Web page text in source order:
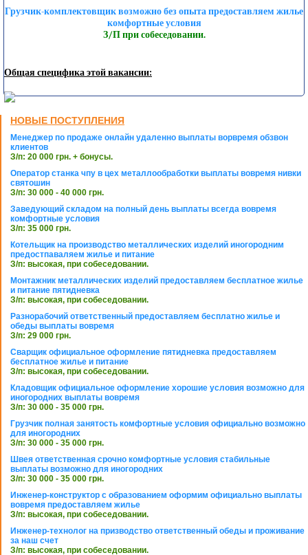
Грузчик-комплектовщик возможно без опыта предоставляем жилье
комфортные условия
З/П при собеседовании.
Общая специфика этой вакансии:
НОВЫЕ ПОСТУПЛЕНИЯ
Менеджер по продаже онлайн удаленно выплаты ворвремя обзвон
клиентов
З/п: 20 000 грн. + бонусы.
Оператор станка чпу в цех металлообработки выплаты вовремя нивки
святошин
З/п: 30 000 - 40 000 грн.
Заведующий складом на полный день выплаты всегда вовремя
комфортные условия
З/п: 35 000 грн.
Котельщик на производство металлических изделий иногородним
предостпаваляем жилье и питание
З/п: высокая, при собеседовании.
Монтажник металлических изделий предоставляем бесплатное жилье
и питание пятидневка
З/п: высокая, при собеседовании.
Разнорабочий ответственный предоставляем бесплатно жилье и
обеды выплаты вовремя
З/п: 29 000 грн.
Сварщик официальное оформление пятидневка предоставляем
бесплатное жилье и питание
З/п: высокая, при собеседовании.
Кладовщик официальное оформление хорошие условия возможно для
иногородних выплаты вовремя
З/п: 30 000 - 35 000 грн.
Грузчик полная занятость комфортные условия официально возможно
для иногородних
З/п: 30 000 - 35 000 грн.
Швея ответственная срочно комфортные условия стабильные
выплаты возможно для иногородних
З/п: 30 000 - 35 000 грн.
Инженер-конструктор с образованием оформим официально выплаты
вовремя предоставляем жилье
З/п: высокая, при собеседовании.
Инженер-технолог на призводство ответственный обеды и проживание
за наш счет
З/п: высокая, при собеседовании.